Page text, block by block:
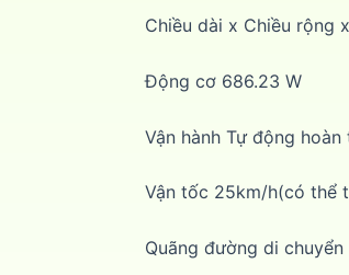
Chiều dài x Chiều rộng
Động cơ 686.23 W
Vận hành Tự động hoàn
Vận tốc 25km/h(có thể
Quãng đường di